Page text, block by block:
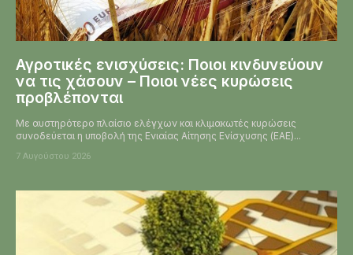
Αγροτικές ενισχύσεις: Ποιοι κινδυνεύουν
να τις χάσουν – Ποιοι νέες κυρώσεις
προβλέπονται
Με αυστηρότερο πλαίσιο ελέγχων και κλιμακωτές κυρώσεις
συνοδεύεται η υποβολή της Ενιαίας Αίτησης Ενίσχυσης (ΕΑΕ)...
7 Αυγούστου 2026